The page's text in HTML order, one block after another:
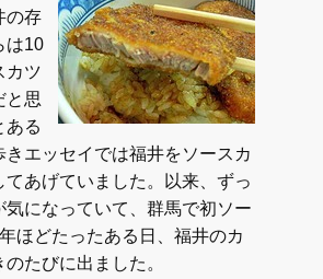
の存
は10
カツ
と思
ある
きエッセイでは福井をソースカ
てあげていました。以来、ずっ
気になっていて、群馬で初ソー
ほどたったある日、福井のカ
たびに出ました。